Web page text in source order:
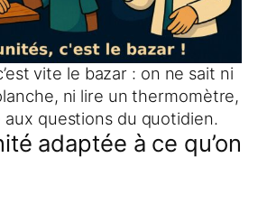
vite le bazar : on ne sait ni
ni lire un thermomètre,
aux questions du quotidien.
adaptée à ce qu’on